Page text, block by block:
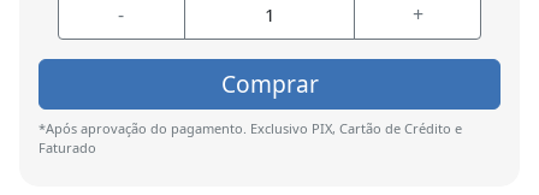
- +
Comprar
*Após aprovação do pagamento. Exclusivo PIX, Cartão de Crédito e
Faturado